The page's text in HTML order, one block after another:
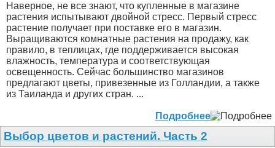
Наверное, не все знают, что купленные в магазине
растения испытывают двойной стресс. Первый стресс
растение получает при поставке его в магазин.
Выращиваются комнатные растения на продажу, как
правило, в теплицах, где поддерживается высокая
влажность, температура и соответствующая
освещенность. Сейчас большинство магазинов
предлагают цветы, привезенные из Голландии, а также
из Таиланда и других стран. ...
Подробнее
Выбор цветов и растений. Часть 2